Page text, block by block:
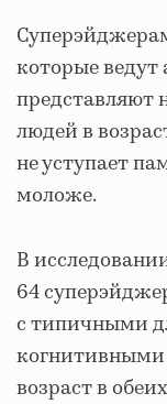
которые
представляют
людей в
не уступает
моложе.
В
64
с типичными
когнитивными
возраст в